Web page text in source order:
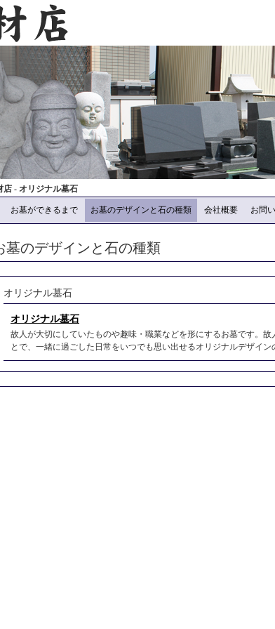
店 - オリジナル墓石
お墓ができるまで お墓のデザインと石の種類 会社概要 お問
墓のデザインと石の種類
オリジナル墓石
オリジナル墓石
故人が大切にしていたものや趣味・職業などを形にするお墓です。
とで、一緒に過ごした日常をいつでも思い出せるオリジナルデザイン